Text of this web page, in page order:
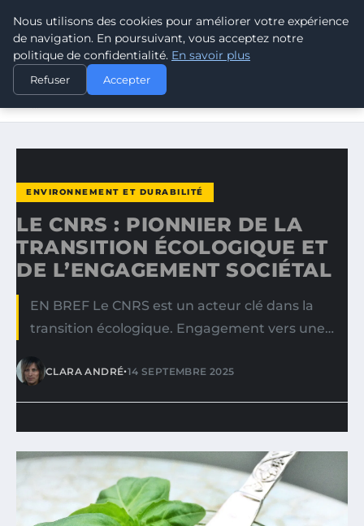
CLIMATE RESPONSE BLOG
ACCUEIL
ENVIRONNEMENT ET DURABILITÉ
LE CNRS : PIONNIER DE LA TRANSITION ÉCOLOGIQUE ET
ENVIRONNEMENT ET DURABILITÉ
LE CNRS : PIONNIER DE LA
TRANSITION ÉCOLOGIQUE ET
DE L’ENGAGEMENT SOCIÉTAL
EN BREF Le CNRS est un acteur clé dans la
transition écologique. Engagement vers une…
CLARA ANDRÉ•14 SEPTEMBRE 2025
Nous utilisons des cookies pour améliorer votre expérience
de navigation. En poursuivant, vous acceptez notre
politique de confidentialité. En savoir plus
Refuser Accepter